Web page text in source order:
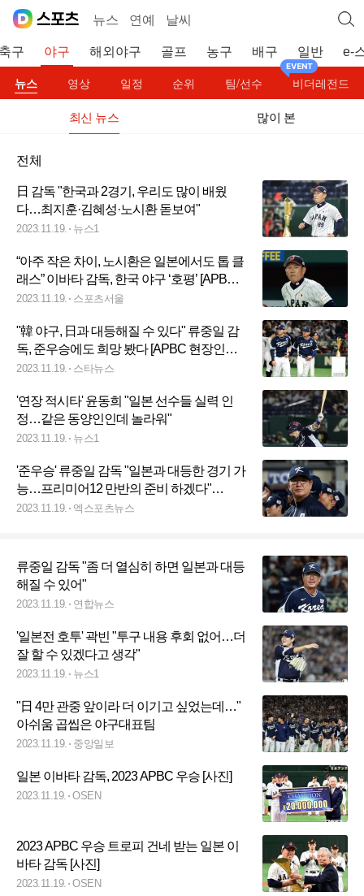
뉴스 연예 날씨
구 야구 해외야구 골프 농구 배구 일반 e-
뉴스 영상 일정 순위 팀/선수 비더레전드
최신 뉴스 많이 본
전체
日 감독 "한국과 2경기, 우리도 많이 배웠
다…최지훈·김혜성·노시환 돋보여"
2023.11.19. 뉴스1
“아주 작은 차이, 노시환은 일본에서도 톱 클
래스” 이바타 감독, 한국 야구 ‘호평’ [APBC
승장]
2023.11.19. 스포츠서울
"韓 야구, 日과 대등해질 수 있다" 류중일 감
독, 준우승에도 희망 봤다 [APBC 현장인터
뷰]
2023.11.19. 스타뉴스
'연장 적시타' 윤동희 "일본 선수들 실력 인
정…같은 동양인인데 놀라워"
2023.11.19. 뉴스1
'준우승' 류중일 감독 "일본과 대등한 경기 가
능…프리미어12 만반의 준비 하겠다"
[APBC 일문일답]
2023.11.19. 엑스포츠뉴스
류중일 감독 "좀 더 열심히 하면 일본과 대등
해질 수 있어"
2023.11.19. 연합뉴스
'일본전 호투' 곽빈 "투구 내용 후회 없어…더
잘 할 수 있겠다고 생각"
2023.11.19. 뉴스1
"日 4만 관중 앞이라 더 이기고 싶었는데…"
아쉬움 곱씹은 야구대표팀
2023.11.19. 중앙일보
일본 이바타 감독, 2023 APBC 우승 [사진]
2023.11.19. OSEN
2023 APBC 우승 트로피 건네 받는 일본 이
바타 감독 [사진]
2023.11.19. OSEN